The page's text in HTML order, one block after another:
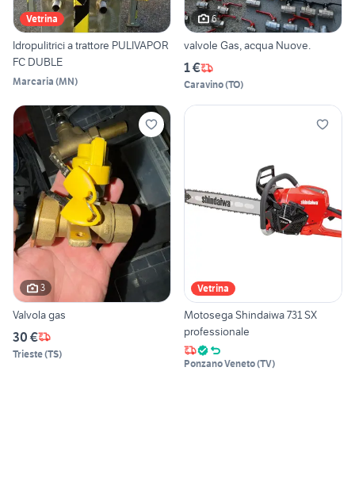
Vetrina
Idropulitrici a trattore PULIVAPOR
FC DUBLE
Marcaria (MN)
6
valvole Gas, acqua Nuove.
1 €
Caravino(TO)
3
Valvola gas
30 €
Trieste(TS)
Vetrina
Motosega Shindaiwa 731 SX
professionale
Ponzano Veneto(TV)